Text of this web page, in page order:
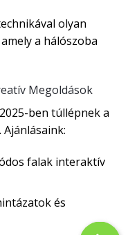
olyan
a hálószoba
Megoldások
2025-ben túllépnek a
falak interaktív
és